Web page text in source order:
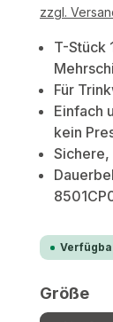
zzgl.
T-Stück
Für
Einfach
kein
Sichere,
Größe